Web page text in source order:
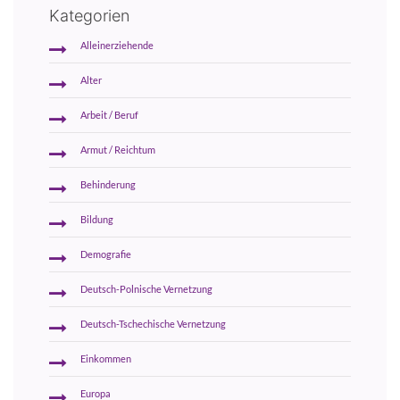
Kategorien
Alleinerziehende
Alter
Arbeit / Beruf
Armut / Reichtum
Behinderung
Bildung
Demografie
Deutsch-Polnische Vernetzung
Deutsch-Tschechische Vernetzung
Einkommen
Europa